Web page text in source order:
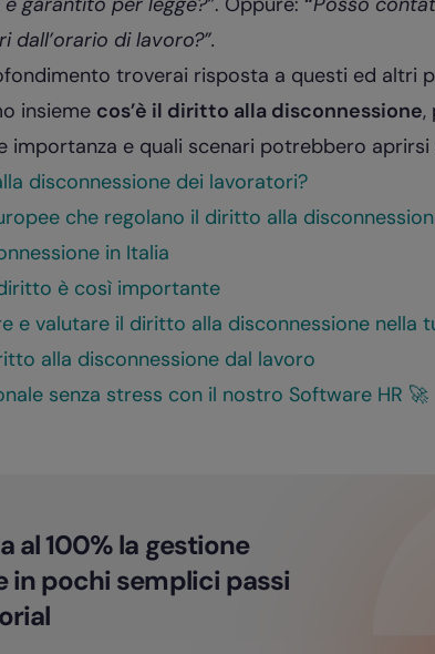
dall’orario di lavoro?”.
troverai risposta a questi ed altri
insieme cos’è il diritto alla disconnessione,
importanza e quali scenari potrebbero
disconnessione dei lavoratori?
che regolano il diritto alla
in Italia
è così importante
e valutare il diritto alla disconnessione nella
alla disconnessione dal lavoro
senza stress con il nostro Software HR 🚀
al 100% la gestione
in pochi semplici passi